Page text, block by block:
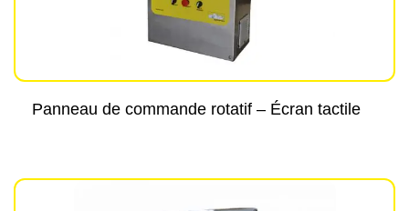
Panneau de commande rotatif – Écran tactile